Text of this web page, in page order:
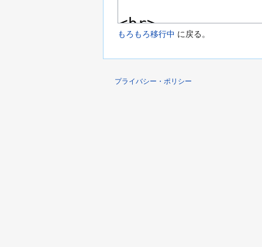
もろもろ移行中 に戻る。
プライバシー・ポリシー